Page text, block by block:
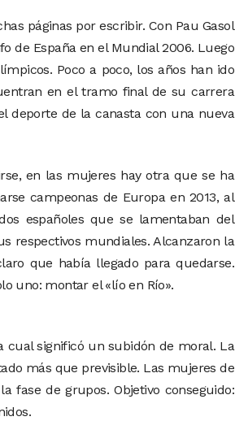
páginas por escribir. Con Pau Gasol
de España en el Mundial 2006. Luego
Poco a poco, los años han ido
en el tramo final de su carrera
deporte de la canasta con una nueva
en las mujeres hay otra que se ha
campeonas de Europa en 2013, al
españoles que se lamentaban del
respectivos mundiales. Alcanzaron la
que había llegado para quedarse.
uno: montar el «lío en Río».
cual significó un subidón de moral. La
más que previsible. Las mujeres de
fase de grupos. Objetivo conseguido: